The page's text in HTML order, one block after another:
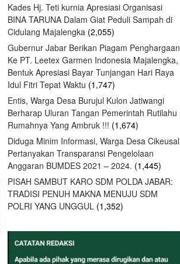
Kades Hj. Teti kurnia Apresiasi Organisasi
BINA TARUNA Dalam Giat Peduli Sampah di
Cidulang Majalengka (2,055)
Gubernur Jabar Berikan Piagam Penghargaan
Ke PT. Leetex Garmen Indonesia Majalengka,
Bentuk Apresiasi Bayar Tunjangan Hari Raya
Idul Fitri Tepat Waktu (1,747)
Entis, Warga Desa Burujul Kulon Jatiwangi
Berharap Uluran Tangan Pemerintah Rutilahu
Rumahnya Yang Ambruk !!! (1,674)
Diduga Minim Informasi, Warga Desa Cikeusal
Pertanyakan Transparansi Pengelolaan
Anggaran BUMDES 2021 – 2024. (1,445)
PISAH SAMBUT KARO SDM POLDA JABAR:
TRADISI PENUH MAKNA MENUJU SDM
POLRI YANG UNGGUL (1,352)